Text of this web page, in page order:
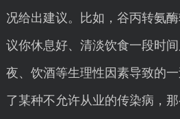
况给出建议。比如，谷丙转氨
议你休息好、清淡饮食一段时
夜、饮酒等生理性因素导致的
了某种不允许从业的传染病，